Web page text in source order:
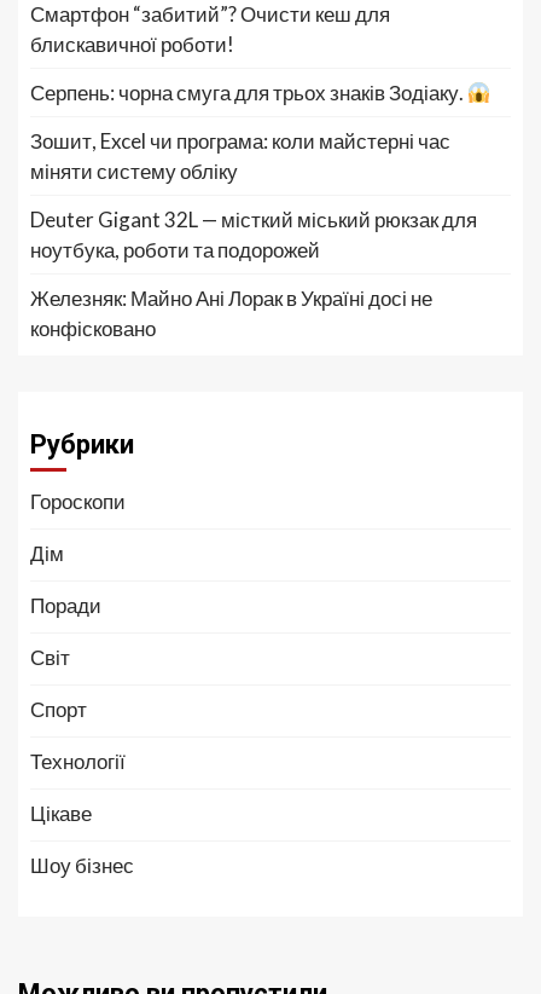
Смартфон “забитий”? Очисти кеш для
блискавичної роботи!
Серпень: чорна смуга для трьох знаків Зодіаку.
Зошит, Excel чи програма: коли майстерні час
міняти систему обліку
Deuter Gigant 32L — місткий міський рюкзак для
ноутбука, роботи та подорожей
Железняк: Майно Ані Лорак в Україні досі не
конфісковано
Рубрики
Гороскопи
Дім
Поради
Світ
Спорт
Технології
Цікаве
Шоу бізнес